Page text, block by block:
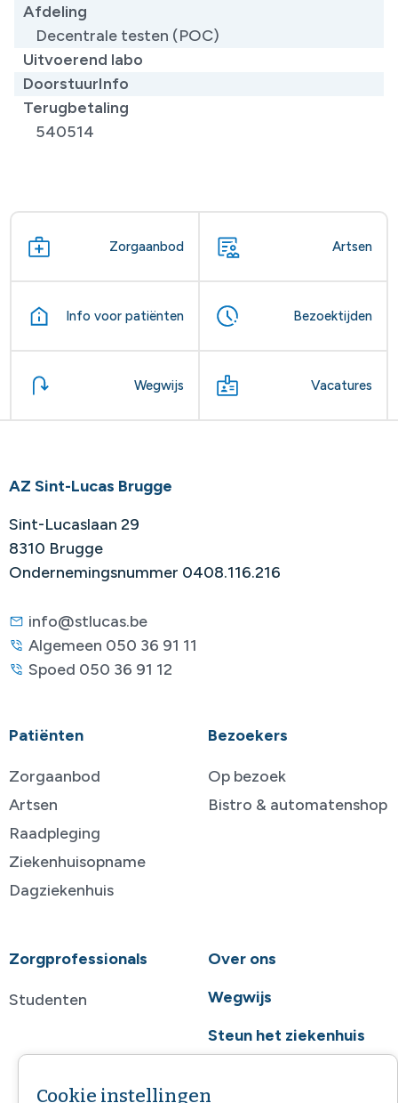
Afdeling
Decentrale testen (POC)
Uitvoerend labo
DoorstuurInfo
Terugbetaling
540514
Zorgaanbod Artsen
Info voor patiënten Bezoektijden
Wegwijs Vacatures
AZ Sint-Lucas Brugge
Sint-Lucaslaan 29
8310 Brugge
Ondernemingsnummer 0408.116.216
info@stlucas.be
Algemeen 050 36 91 11
Spoed 050 36 91 12
Patiënten
Zorgaanbod
Artsen
Raadpleging
Ziekenhuisopname
Dagziekenhuis
Bezoekers
Op bezoek
Bistro & automatenshop
Zorgprofessionals
Studenten
Over ons
Wegwijs
Steun het ziekenhuis
Cookie instellingen